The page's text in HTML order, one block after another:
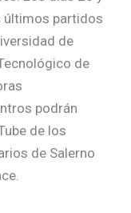
últimos partidos
de
de
podrán
de los
de Salerno